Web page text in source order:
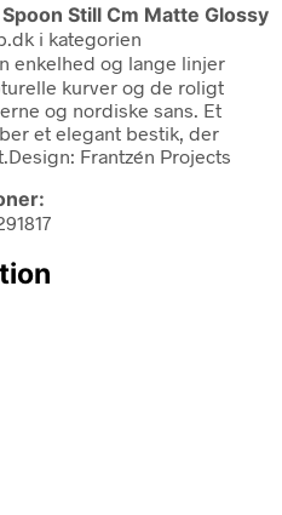
Still Cm Matte Glossy
i kategorien
enkelhed og lange linjer
kurver og de roligt
og nordiske sans. Et
et elegant bestik, der
Frantzén Projects